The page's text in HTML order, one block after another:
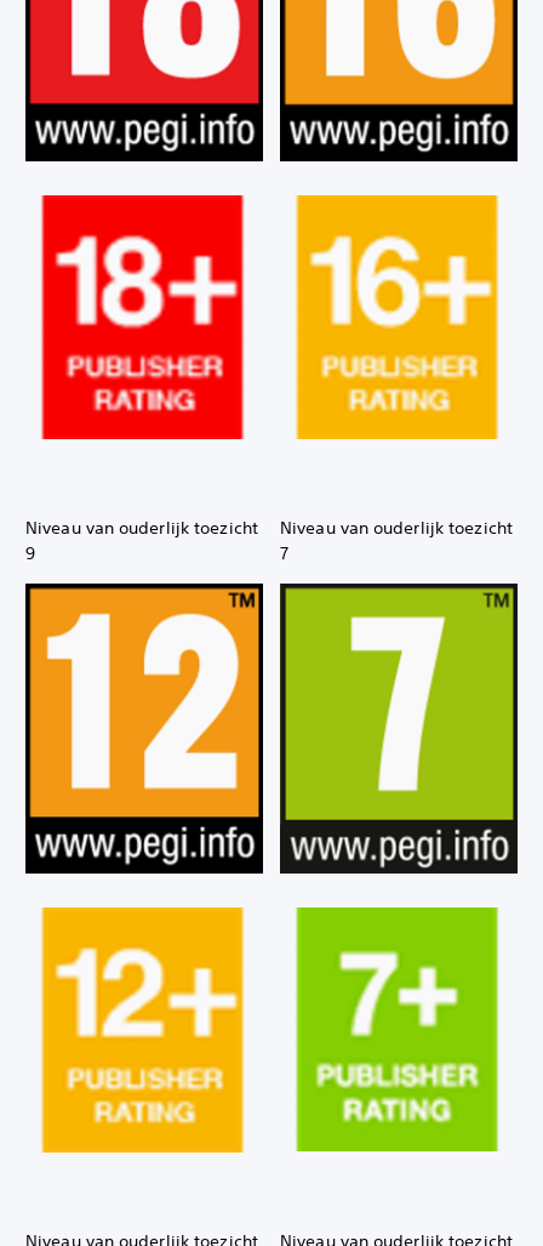
Niveau van ouderlijk toezicht
9
Niveau van ouderlijk toezicht
7
Niveau van ouderlijk toezicht Niveau van ouderlijk toezicht